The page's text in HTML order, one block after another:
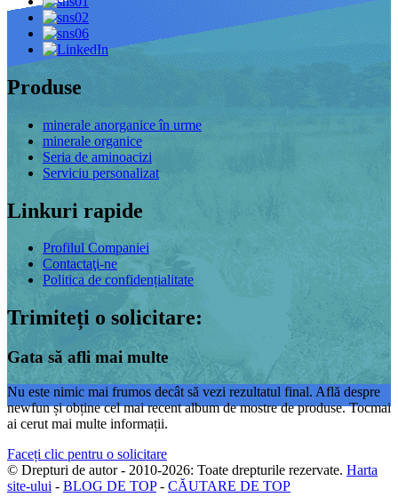
Produse
minerale anorganice în urme
minerale organice
Seria de aminoacizi
Serviciu personalizat
Linkuri rapide
Profilul Companiei
Contactaţi-ne
Politica de confidențialitate
Trimiteți o solicitare:
Gata să afli mai multe
Nu este nimic mai frumos decât să vezi rezultatul final. Află despre
newfun și obține cel mai recent album de mostre de produse. Tocmai
ai cerut mai multe informații.
Faceți clic pentru o solicitare
© Drepturi de autor - 2010-2026: Toate drepturile rezervate. Harta
site-ului - BLOG DE TOP- CĂUTARE DE TOP